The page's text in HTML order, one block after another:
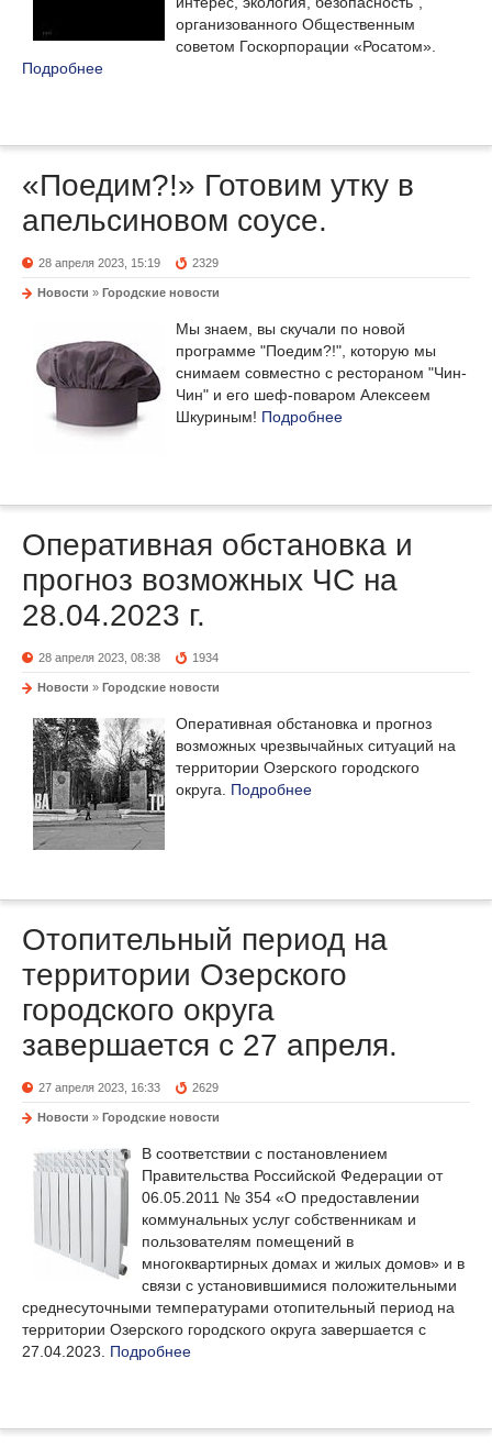
организованного Общественным
советом Госкорпорации «Росатом».
Подробнее
«Поедим?!» Готовим утку в
апельсиновом соусе.
28 апреля 2023, 15:19 2329
Новости » Городские новости
Мы знаем, вы скучали по новой
программе "Поедим?!", которую мы
снимаем совместно с рестораном "Чин-
Чин" и его шеф-поваром Алексеем
Шкуриным! Подробнее
Оперативная обстановка и
прогноз возможных ЧС на
28.04.2023 г.
28 апреля 2023, 08:38 1934
Новости » Городские новости
Оперативная обстановка и прогноз
возможных чрезвычайных ситуаций на
территории Озерского городского
округа. Подробнее
Отопительный период на
территории Озерского
городского округа
завершается с 27 апреля.
27 апреля 2023, 16:33 2629
Новости » Городские новости
В соответствии с постановлением
Правительства Российской Федерации от
06.05.2011 № 354 «О предоставлении
коммунальных услуг собственникам и
пользователям помещений в
многоквартирных домах и жилых домов» и в
связи с установившимися положительными
среднесуточными температурами отопительный период на
территории Озерского городского округа завершается с
27.04.2023. Подробнее